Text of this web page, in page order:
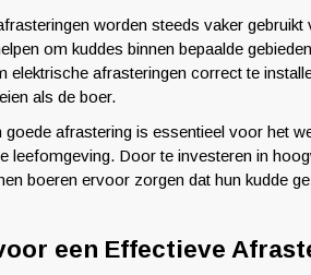
worden steeds vaker
om kuddes binnen bepaalde
elektrische afrasteringen correct te
als de boer.
goede afrastering is essentieel voor het
leefomgeving. Door te investeren in
boeren ervoor zorgen dat hun kudde
een Effectieve